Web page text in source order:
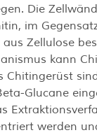
Die
im
Zellulose
kann
Chitingerüst
Glucane
werden